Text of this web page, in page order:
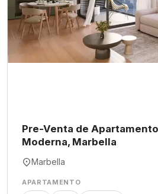
Pre-Venta de
Moderna, Marbella
Marbella
APARTAMENTO